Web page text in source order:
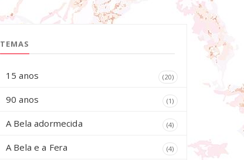
TEMAS
15 anos (20)
90 anos (1)
A Bela adormecida (4)
A Bela e a Fera (4)